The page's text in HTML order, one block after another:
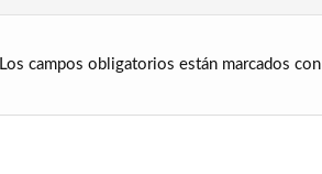
Los campos obligatorios están marcados con